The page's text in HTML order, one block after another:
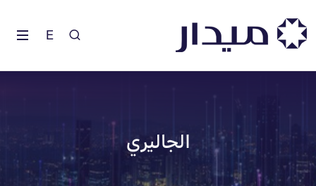
E
الجاليري